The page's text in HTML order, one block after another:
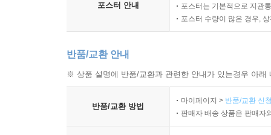
포스터 안내
포스터는 기본적으로 지관
포스터 수량이 많은 경우,
반품/교환 안내
※ 상품 설명에 반품/교환과 관련한 안내가 있는경우 아
반품/교환 방법
마이페이지 > 반품/교환 신
판매자 배송 상품은 판매자